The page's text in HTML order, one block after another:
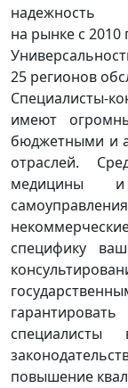
надежность
на рынке с 2010
25 регионов
Специалисты-
имеют
бюджетными и
отраслей.
медицины
специфику
специалисты
повышение